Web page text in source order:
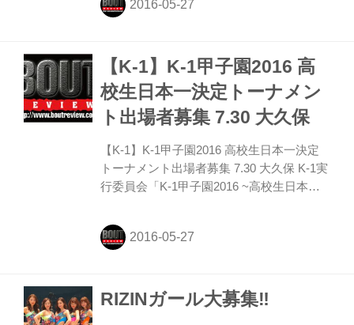
戦は9月19日代々木競技場第二体育館）出
【K-1】K-1甲子園2016 高
校生日本一決定トーナメン
ト出場者募集 7.30 大久保
【K-1】K-1甲子園2016 高校生日本一決定
トーナメント出場者募集 7.30 大久保 K-1実
行委員会「K-1甲子園2016 ~高校生日本一
京・GENスポーツパレス (決戦戦は11月3日
代々木競技場第二体育館)出場者募集中。
RIZINガール大募集‼︎